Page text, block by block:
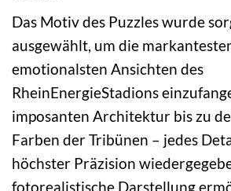
Das Motiv des Puzzles wurde
ausgewählt, um die
emotionalsten Ansichten des
RheinEnergieStadions
imposanten Architektur bis zu
Farben der Tribünen – jedes
höchster Präzision
fotorealistische Darstellung